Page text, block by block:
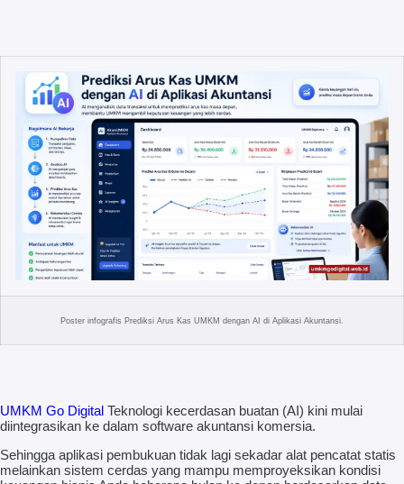
Poster infografis Prediksi Arus Kas UMKM dengan AI di Aplikasi Akuntansi.
UMKM Go Digital Teknologi kecerdasan buatan (AI) kini mulai
diintegrasikan ke dalam software akuntansi komersia.
Sehingga aplikasi pembukuan tidak lagi sekadar alat pencatat statis
melainkan sistem cerdas yang mampu memproyeksikan kondisi